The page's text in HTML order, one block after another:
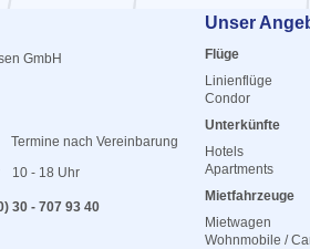
GmbH
Termine nach Vereinbarung
10 - 18 Uhr
30 - 707 93 40
Unser
Flüge
Linienflüge
Condor
Unterkünfte
Hotels
Apartments
Mietfahrzeuge
Mietwagen
Wohnmobile /